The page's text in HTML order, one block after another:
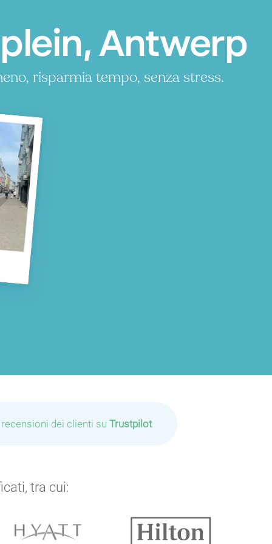
Antwerp
risparmia tempo, senza stress.
dei clienti su Trustpilot
tra cui: